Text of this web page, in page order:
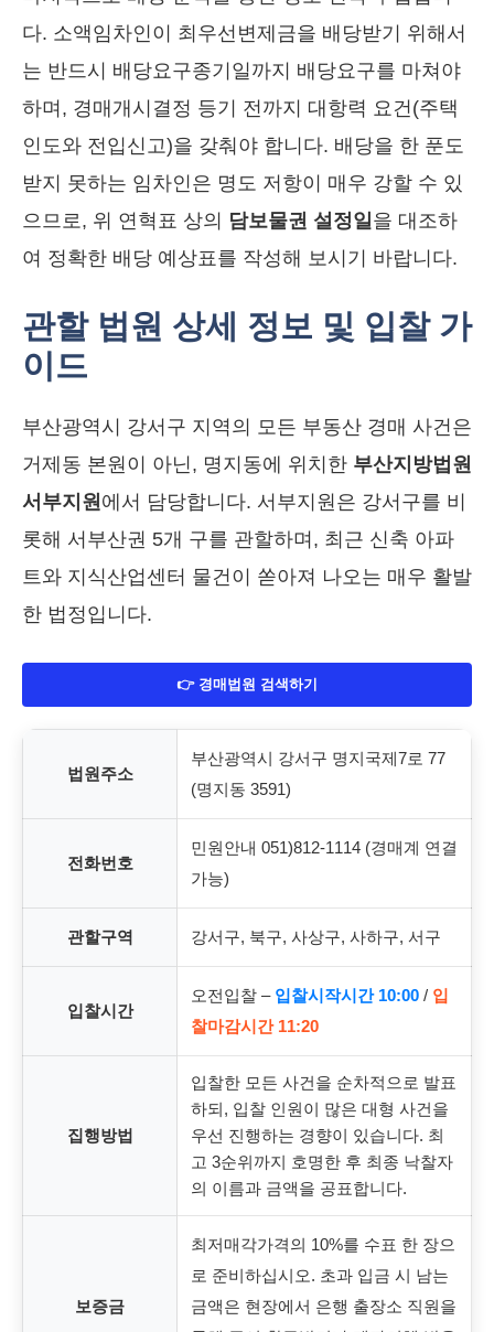
다. 소액임차인이 최우선변제금을 배당받기 위해서
는 반드시 배당요구종기일까지 배당요구를 마쳐야
하며, 경매개시결정 등기 전까지 대항력 요건(주택
인도와 전입신고)을 갖춰야 합니다. 배당을 한 푼도
받지 못하는 임차인은 명도 저항이 매우 강할 수 있
으므로, 위 연혁표 상의 담보물권 설정일을 대조하
여 정확한 배당 예상표를 작성해 보시기 바랍니다.
관할 법원 상세 정보 및 입찰 가
이드
부산광역시 강서구 지역의 모든 부동산 경매 사건은
거제동 본원이 아닌, 명지동에 위치한 부산지방법원
서부지원에서 담당합니다. 서부지원은 강서구를 비
롯해 서부산권 5개 구를 관할하며, 최근 신축 아파
트와 지식산업센터 물건이 쏟아져 나오는 매우 활발
한 법정입니다.
👉 경매법원 검색하기
법원주소
부산광역시 강서구 명지국제7로 77
(명지동 3591)
전화번호
민원안내 051)812-1114 (경매계 연결
가능)
관할구역 강서구, 북구, 사상구, 사하구, 서구
입찰시간
오전입찰 – 입찰시작시간 10:00 / 입
찰마감시간 11:20
집행방법
입찰한 모든 사건을 순차적으로 발표
하되, 입찰 인원이 많은 대형 사건을
우선 진행하는 경향이 있습니다. 최
고 3순위까지 호명한 후 최종 낙찰자
의 이름과 금액을 공표합니다.
보증금
최저매각가격의 10%를 수표 한 장으
로 준비하십시오. 초과 입금 시 남는
금액은 현장에서 은행 출장소 직원을